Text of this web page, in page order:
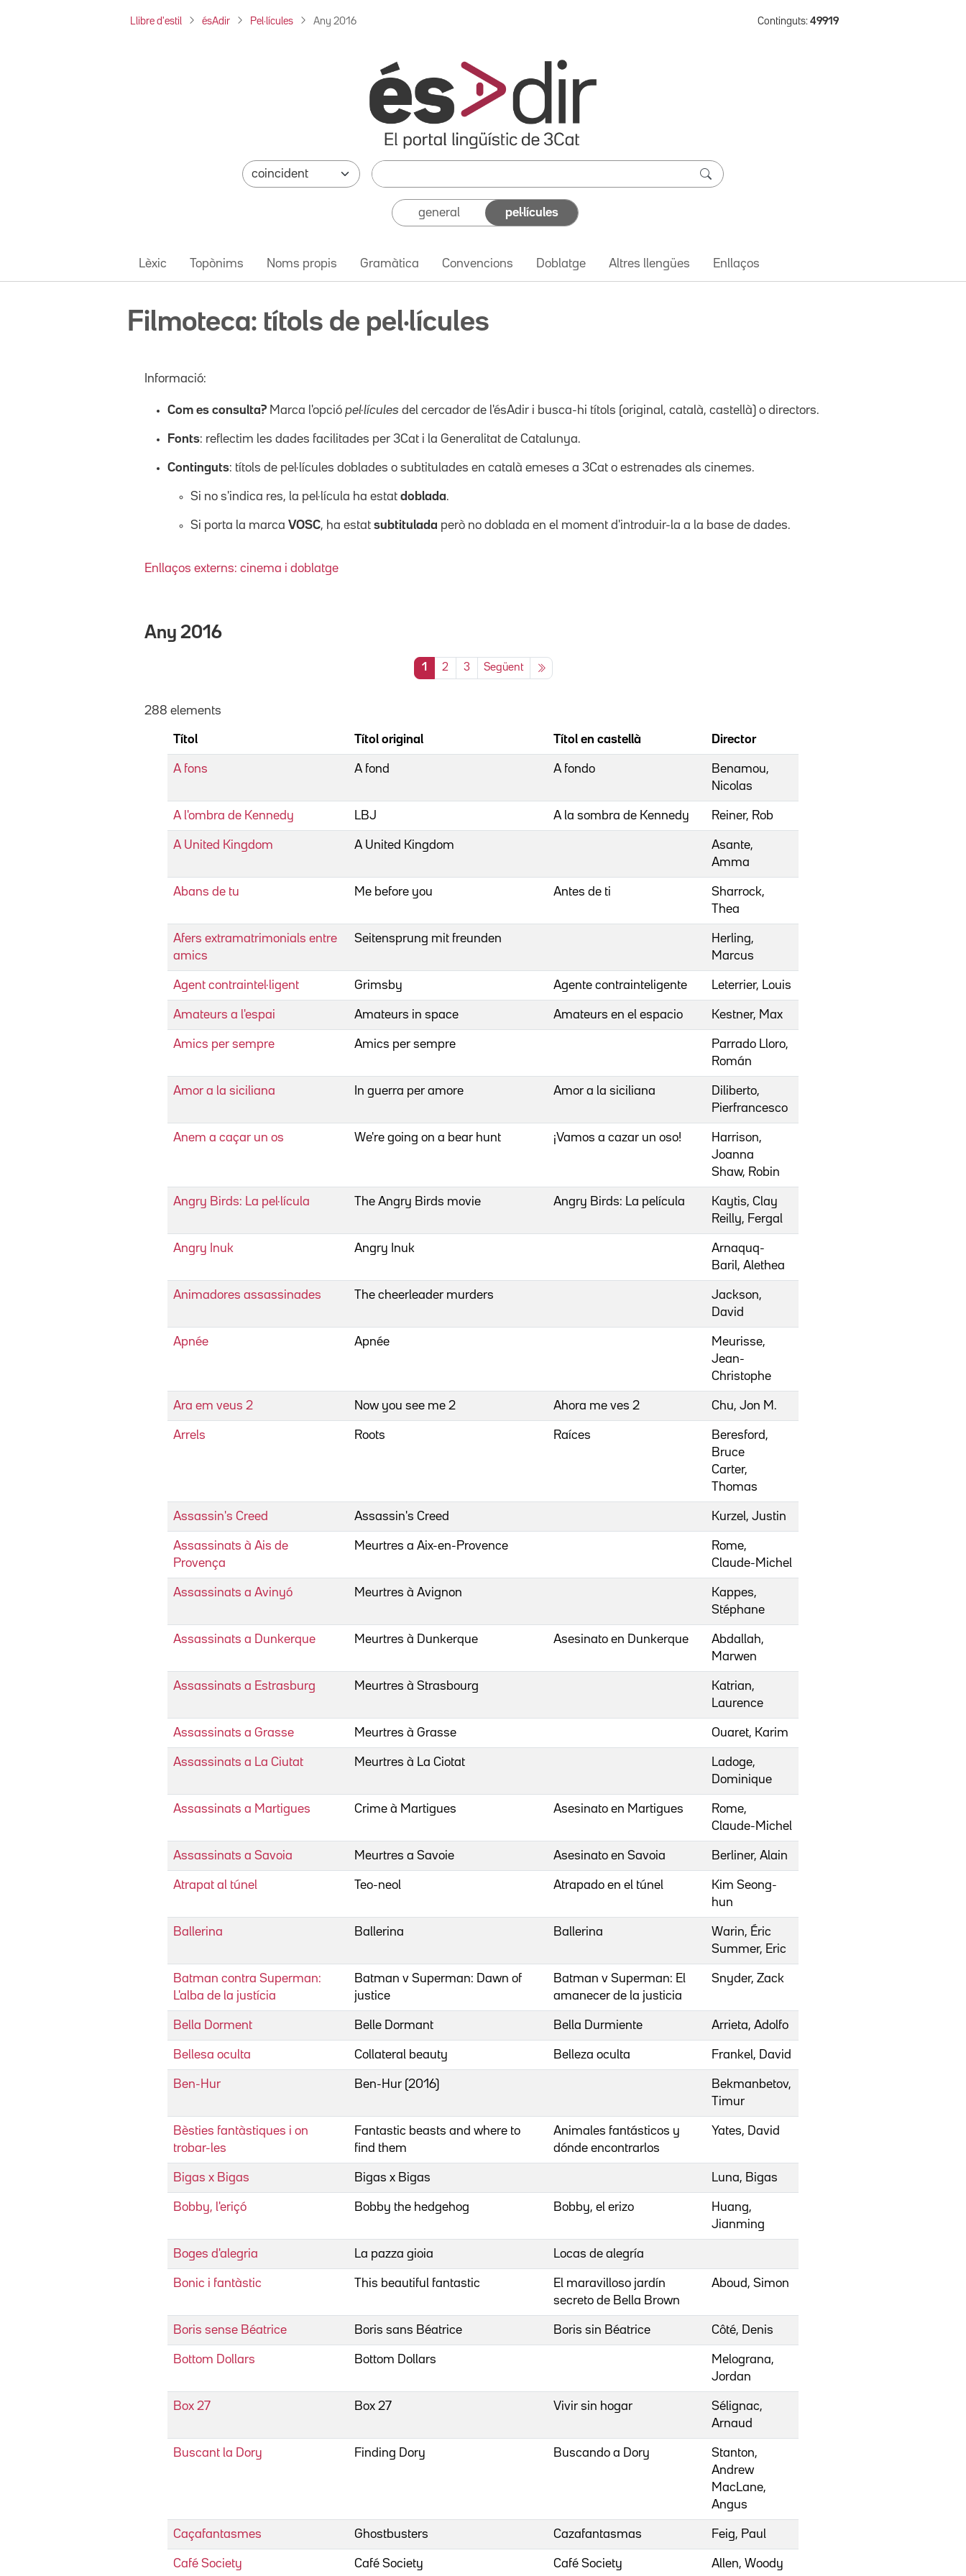
Llibre d'estil ésAdir Pel·lícules Any 2016 Continguts: 49919
general pel·lícules
Lèxic Topònims Noms propis Gramàtica Convencions Doblatge Altres llengües Enllaços
Filmoteca: títols de pel·lícules
Informació:
Com es consulta? Marca l'opció pel·lícules del cercador de l'ésAdir i busca-hi títols (original, català, castellà) o directors.
Fonts: reflectim les dades facilitades per 3Cat i la Generalitat de Catalunya.
Continguts: títols de pel·lícules doblades o subtitulades en català emeses a 3Cat o estrenades als cinemes.
Si no s'indica res, la pel·lícula ha estat doblada.
Si porta la marca VOSC, ha estat subtitulada però no doblada en el moment d'introduir-la a la base de dades.
Enllaços externs: cinema i doblatge
Any 2016
1 2 3 Següent
288 elements
Títol Títol original Títol en castellà Director
A fons A fond A fondo
Benamou,
Nicolas
A l'ombra de Kennedy LBJ A la sombra de Kennedy Reiner, Rob
A United Kingdom A United Kingdom
Asante,
Amma
Abans de tu Me before you Antes de ti
Sharrock,
Thea
Afers extramatrimonials entre
amics
Seitensprung mit freunden
Herling,
Marcus
Agent contraintel·ligent Grimsby Agente contrainteligente Leterrier, Louis
Amateurs a l'espai Amateurs in space Amateurs en el espacio Kestner, Max
Amics per sempre Amics per sempre
Parrado Lloro,
Román
Amor a la siciliana In guerra per amore Amor a la siciliana
Diliberto,
Pierfrancesco
Anem a caçar un os We're going on a bear hunt ¡Vamos a cazar un oso!
Harrison,
Joanna
Shaw, Robin
Angry Birds: La pel·lícula The Angry Birds movie Angry Birds: La película
Kaytis, Clay
Reilly, Fergal
Angry Inuk Angry Inuk
Arnaquq-
Baril, Alethea
Animadores assassinades The cheerleader murders
Jackson,
David
Apnée Apnée
Meurisse,
Jean-
Christophe
Ara em veus 2 Now you see me 2 Ahora me ves 2 Chu, Jon M.
Arrels Roots Raíces
Beresford,
Bruce
Carter,
Thomas
Assassin's Creed Assassin's Creed Kurzel, Justin
Assassinats à Ais de
Provença
Meurtres a Aix-en-Provence
Rome,
Claude-Michel
Assassinats a Avinyó Meurtres à Avignon
Kappes,
Stéphane
Assassinats a Dunkerque Meurtres à Dunkerque Asesinato en Dunkerque
Abdallah,
Marwen
Assassinats a Estrasburg Meurtres à Strasbourg
Katrian,
Laurence
Assassinats a Grasse Meurtres à Grasse Ouaret, Karim
Assassinats a La Ciutat Meurtres à La Ciotat
Ladoge,
Dominique
Assassinats a Martigues Crime à Martigues Asesinato en Martigues
Rome,
Claude-Michel
Assassinats a Savoia Meurtres a Savoie Asesinato en Savoia Berliner, Alain
Atrapat al túnel Teo-neol Atrapado en el túnel
Kim Seong-
hun
Ballerina Ballerina Ballerina
Warin, Éric
Summer, Eric
Batman contra Superman:
L'alba de la justícia
Batman v Superman: Dawn of
justice
Batman v Superman: El
amanecer de la justicia
Snyder, Zack
Bella Dorment Belle Dormant Bella Durmiente Arrieta, Adolfo
Bellesa oculta Collateral beauty Belleza oculta Frankel, David
Ben-Hur Ben-Hur (2016)
Bekmanbetov,
Timur
Bèsties fantàstiques i on
trobar-les
Fantastic beasts and where to
find them
Animales fantásticos y
dónde encontrarlos
Yates, David
Bigas x Bigas Bigas x Bigas Luna, Bigas
Bobby, l'eriçó Bobby the hedgehog Bobby, el erizo
Huang,
Jianming
Boges d'alegria La pazza gioia Locas de alegría
Bonic i fantàstic This beautiful fantastic
El maravilloso jardín
secreto de Bella Brown
Aboud, Simon
Boris sense Béatrice Boris sans Béatrice Boris sin Béatrice Côté, Denis
Bottom Dollars Bottom Dollars
Melograna,
Jordan
Box 27 Box 27 Vivir sin hogar
Sélignac,
Arnaud
Buscant la Dory Finding Dory Buscando a Dory
Stanton,
Andrew
MacLane,
Angus
Caçafantasmes Ghostbusters Cazafantasmas Feig, Paul
Café Society Café Society Café Society Allen, Woody